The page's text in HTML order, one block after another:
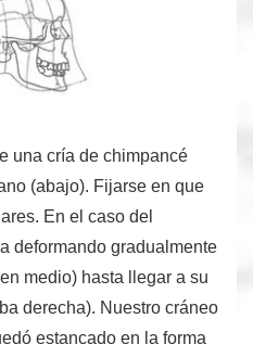
una cría de chimpancé
(abajo). Fijarse en que
En el caso del
deformando gradualmente
medio) hasta llegar a su
derecha). Nuestro cráneo
estancado en la forma